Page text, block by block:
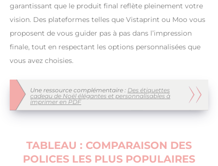
garantissant que le produit final reflète pleinement votre
vision. Des plateformes telles que Vistaprint ou Moo vous
proposent de vous guider pas à pas dans l’impression
finale, tout en respectant les options personnalisées que
vous avez choisies.
Une ressource complémentaire : Des étiquettes
cadeau de Noël élégantes et personnalisables à
imprimer en PDF
TABLEAU : COMPARAISON DES
POLICES LES PLUS POPULAIRES